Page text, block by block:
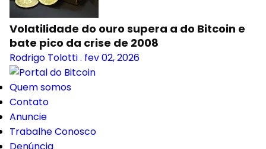
Volatilidade do ouro supera a do Bitcoin e
bate pico da crise de 2008
Rodrigo Tolotti. fev 02, 2026
Quem somos
Contato
Anuncie
Trabalhe Conosco